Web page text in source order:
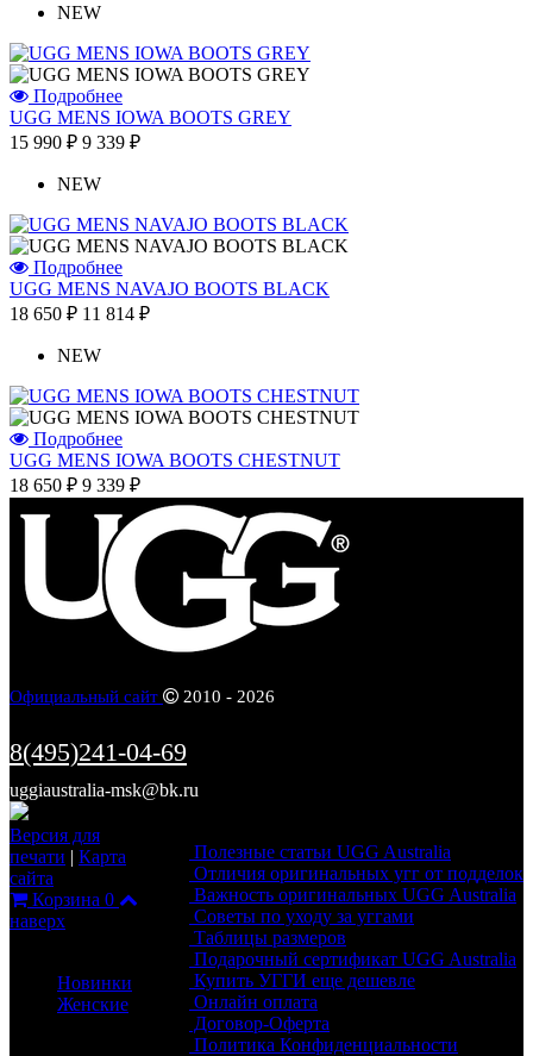
NEW
Подробнее
UGG MENS IOWA BOOTS GREY
15 990 ₽ 9 339 ₽
NEW
Подробнее
UGG MENS NAVAJO BOOTS BLACK
18 650 ₽ 11 814 ₽
NEW
Подробнее
UGG MENS IOWA BOOTS CHESTNUT
18 650 ₽ 9 339 ₽
Официальный сайт 2010 - 2026
8(495)241-04-69
uggiaustralia-msk@bk.ru
Полезные статьи UGG Australia
Отличия оригинальных угг от подделок
Важность оригинальных UGG Australia
Советы по уходу за уггами
Таблицы размеров
Подарочный сертификат UGG Australia
Купить УГГИ еще дешевле
Онлайн оплата
Договор-Оферта
Политика Конфиденциальности
Версия для
печати | Карта
сайта
Корзина 0
наверх
Новинки
Женские